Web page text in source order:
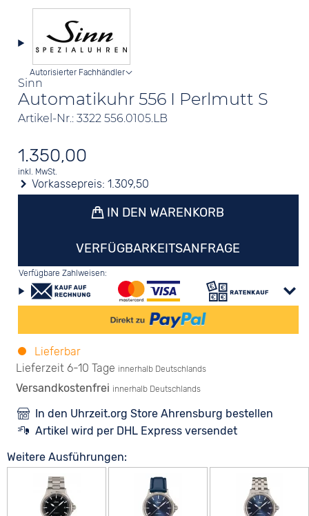
Sinn
Automatikuhr 556 I Perlmutt S
Artikel-Nr.: 3322 556.0105.LB
Autorisierter Fachhändler
1.350,00
inkl. MwSt.
Vorkassepreis:1.309,50
IN DEN WARENKORB
VERFÜGBARKEITSANFRAGE
Verfügbare Zahlweisen:
Lieferbar
Lieferzeit 6-10 Tage innerhalb Deutschlands
Versandkostenfrei innerhalb Deutschlands
In den Uhrzeit.org Store Ahrensburg bestellen
Artikel wird per DHL Express versendet
Weitere Ausführungen: